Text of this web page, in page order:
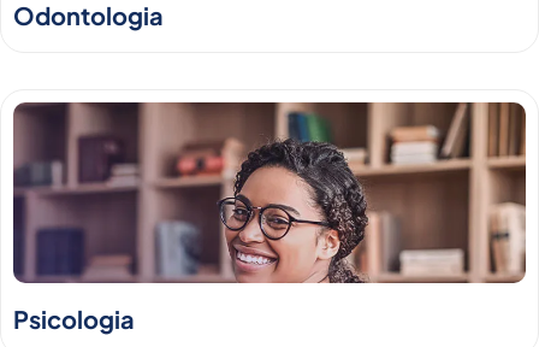
Odontologia
Psicologia